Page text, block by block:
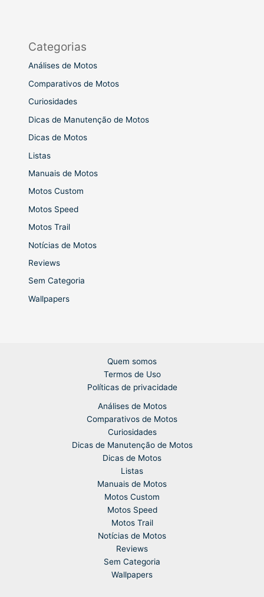
Categorias
Análises de Motos
Comparativos de Motos
Curiosidades
Dicas de Manutenção de Motos
Dicas de Motos
Listas
Manuais de Motos
Motos Custom
Motos Speed
Motos Trail
Notícias de Motos
Reviews
Sem Categoria
Wallpapers
Quem somos
Termos de Uso
Políticas de privacidade
Análises de Motos
Comparativos de Motos
Curiosidades
Dicas de Manutenção de Motos
Dicas de Motos
Listas
Manuais de Motos
Motos Custom
Motos Speed
Motos Trail
Notícias de Motos
Reviews
Sem Categoria
Wallpapers